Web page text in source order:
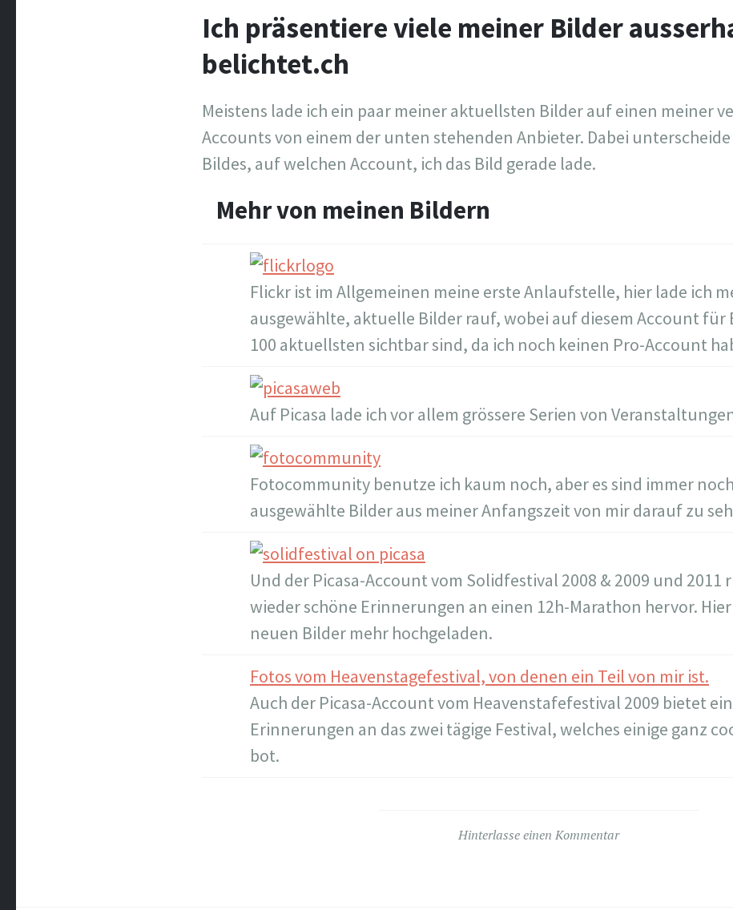
Ich präsentiere viele meiner Bilder
belichtet.ch
Meistens lade ich ein paar meiner aktuellsten Bilder auf einen meiner
Accounts von einem der unten stehenden Anbieter. Dabei unterscheide
Bildes, auf welchen Account, ich das Bild gerade lade.
Mehr von meinen Bildern
Flickr ist im Allgemeinen meine erste Anlaufstelle, hier lade ich
ausgewählte, aktuelle Bilder rauf, wobei auf diesem Account für
100 aktuellsten sichtbar sind, da ich noch keinen Pro-Account
Auf Picasa lade ich vor allem grössere Serien von
Fotocommunity benutze ich kaum noch, aber es sind immer
ausgewählte Bilder aus meiner Anfangszeit von mir darauf zu
Und der Picasa-Account vom Solidfestival 2008 & 2009 und 2011
wieder schöne Erinnerungen an einen 12h-Marathon hervor.
neuen Bilder mehr hochgeladen.
Fotos vom Heavenstagefestival, von denen ein Teil von mir ist.
Auch der Picasa-Account vom Heavenstafefestival 2009 bietet
Erinnerungen an das zwei tägige Festival, welches einige ganz
bot.
Hinterlasse einen Kommentar